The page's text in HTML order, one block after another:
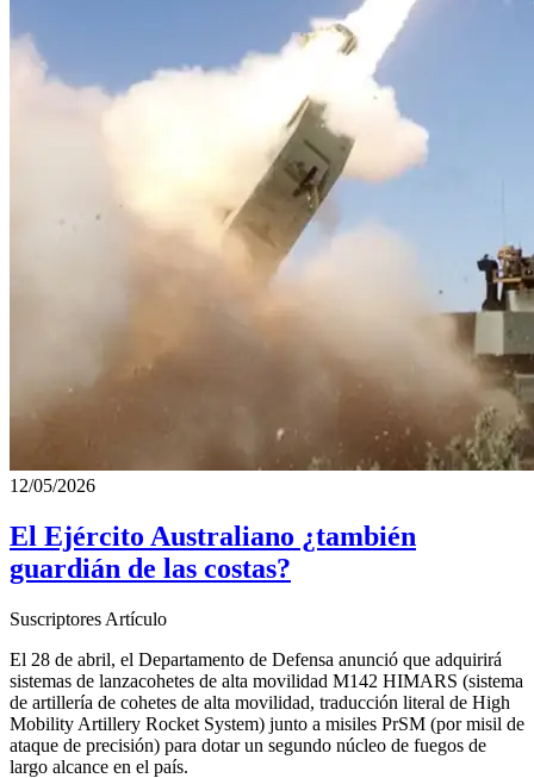
12/05/2026
El Ejército Australiano ¿también
guardián de las costas?
Suscriptores Artículo
El 28 de abril, el Departamento de Defensa anunció que adquirirá
sistemas de lanzacohetes de alta movilidad M142 HIMARS (sistema
de artillería de cohetes de alta movilidad, traducción literal de High
Mobility Artillery Rocket System) junto a misiles PrSM (por misil de
ataque de precisión) para dotar un segundo núcleo de fuegos de
largo alcance en el país.